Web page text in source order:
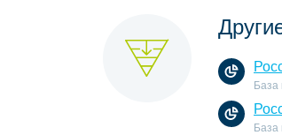
База
База